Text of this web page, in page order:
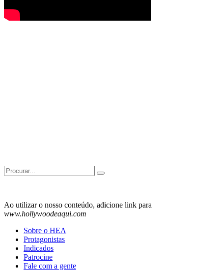
Search
for:
Ao utilizar o nosso conteúdo, adicione link para
www.hollywoodeaqui.com
Sobre o HEA
Protagonistas
Indicados
Patrocine
Fale com a gente